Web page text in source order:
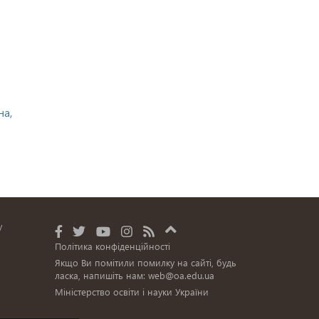
Політика конфіденційності
Якщо Ви помітили помилку на сайті, будь
ласка, напишіть нам: web@oa.edu.ua
Міністерство освіти і науки України